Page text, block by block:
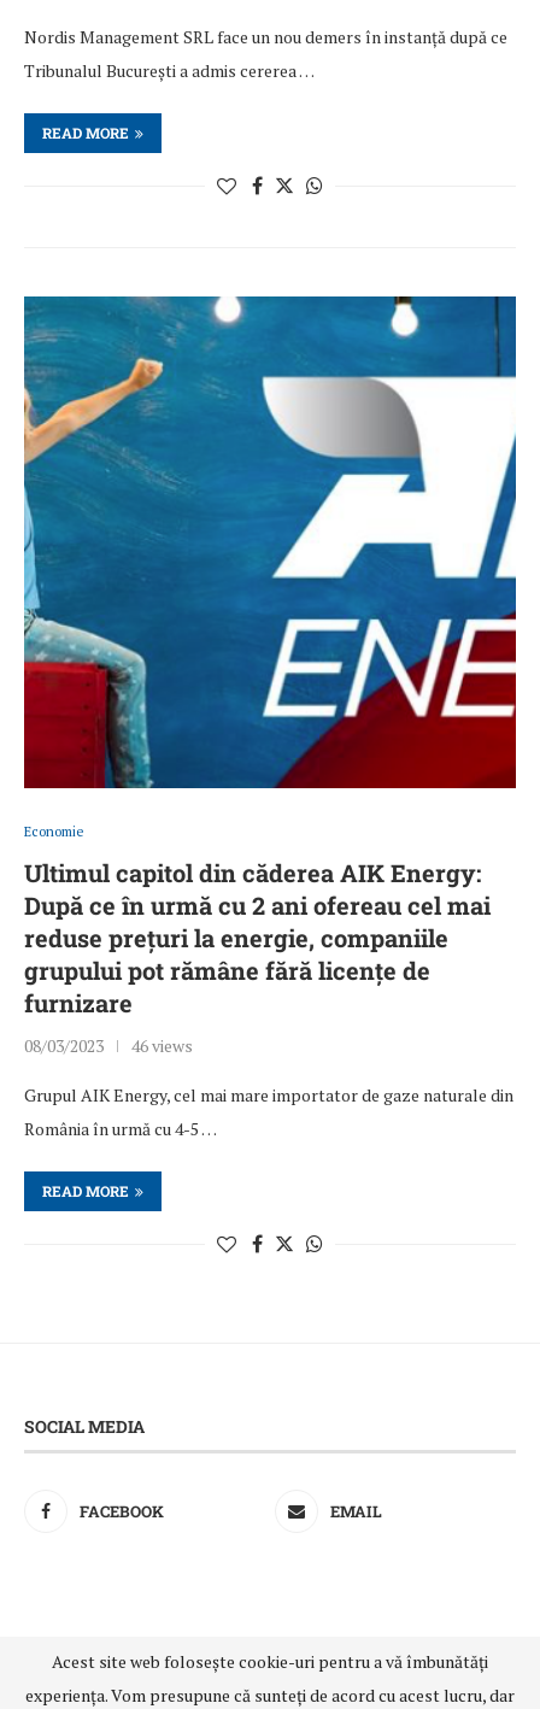
Nordis Management SRL face un nou demers în instanță după ce
Tribunalul București a admis cererea …
READ MORE
Economie
Ultimul capitol din căderea AIK Energy:
După ce în urmă cu 2 ani ofereau cel mai
reduse prețuri la energie, companiile
grupului pot rămâne fără licențe de
furnizare
08/03/2023 46 views
Grupul AIK Energy, cel mai mare importator de gaze naturale din
România în urmă cu 4-5 …
READ MORE
SOCIAL MEDIA
FACEBOOK EMAIL
@2021 - All Right Reserved. Designed and Developed by
Acest site web folosește cookie-uri pentru a vă îmbunătăți
experiența. Vom presupune că sunteți de acord cu acest lucru, dar